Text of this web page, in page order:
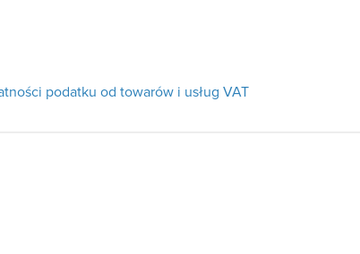
podatku od towarów i usług VAT